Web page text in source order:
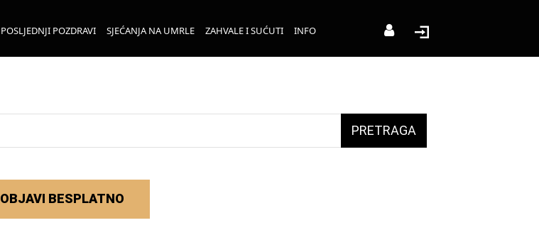
POSLJEDNJI POZDRAVI SJEĆANJA NA UMRLE ZAHVALE I SUĆUTI INFO
PRETRAGA
OBJAVI BESPLATNO